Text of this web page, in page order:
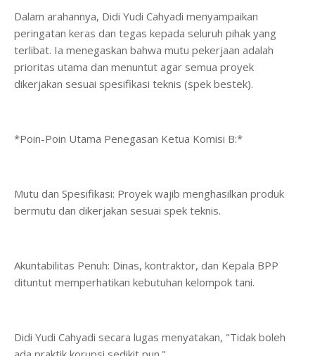
​Dalam arahannya, Didi Yudi Cahyadi menyampaikan
peringatan keras dan tegas kepada seluruh pihak yang
terlibat. Ia menegaskan bahwa mutu pekerjaan adalah
prioritas utama dan menuntut agar semua proyek
dikerjakan sesuai spesifikasi teknis (spek bestek).
*​Poin-Poin Utama Penegasan Ketua Komisi B:*
​Mutu dan Spesifikasi: Proyek wajib menghasilkan produk
bermutu dan dikerjakan sesuai spek teknis.
​Akuntabilitas Penuh: Dinas, kontraktor, dan Kepala BPP
dituntut memperhatikan kebutuhan kelompok tani.
​Didi Yudi Cahyadi secara lugas menyatakan, "Tidak boleh